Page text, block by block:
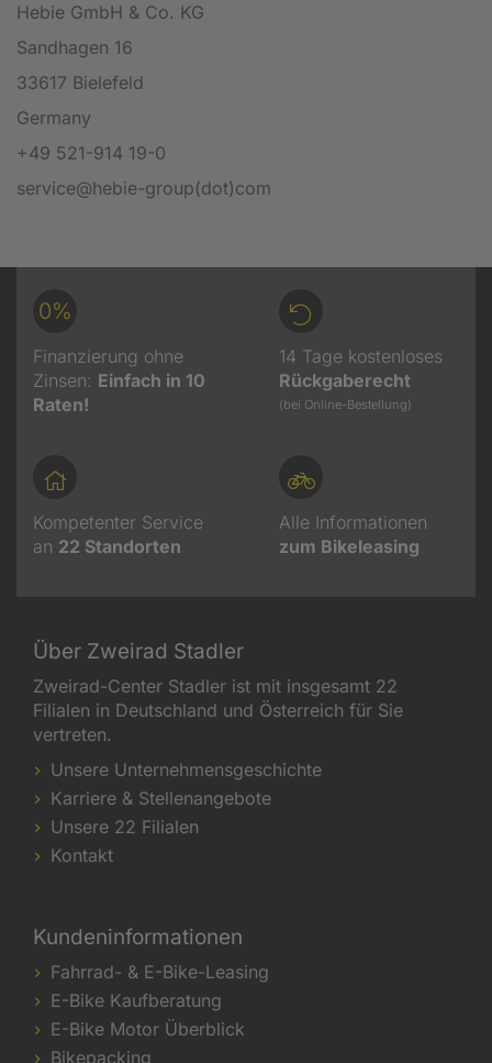
Hebie GmbH & Co. KG
Sandhagen 16
33617 Bielefeld
Germany
+49 521-914 19-0
service@hebie-group(dot)com
0%
Finanzierung ohne
Zinsen: Einfach in 10
Raten!
14 Tage kostenloses
Rückgaberecht
(bei Online-Bestellung)
Kompetenter Service
an 22 Standorten
Alle Informationen
zum Bikeleasing
Über Zweirad Stadler
Zweirad-Center Stadler ist mit insgesamt 22
Filialen in Deutschland und Österreich für Sie
vertreten.
Unsere Unternehmensgeschichte
Karriere & Stellenangebote
Unsere 22 Filialen
Kontakt
Kundeninformationen
Fahrrad- & E-Bike-Leasing
E-Bike Kaufberatung
E-Bike Motor Überblick
Bikepacking